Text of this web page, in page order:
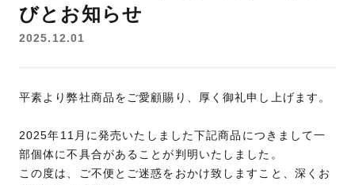
びとお知らせ
2025.12.01
平素より弊社商品をご愛顧賜り、厚く御礼申し上げます。
2025年11月に発売いたしました下記商品につきまして一
部個体に不具合があることが判明いたしました。
この度は、ご不便とご迷惑をおかけ致しますこと、深くお